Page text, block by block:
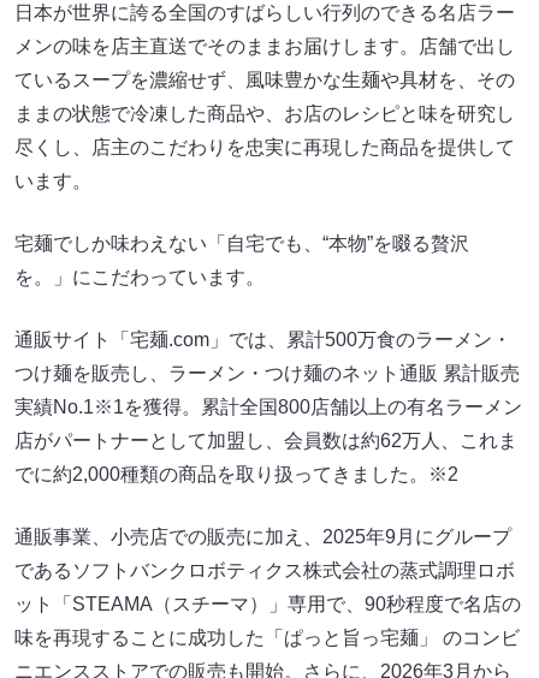
日本が世界に誇る全国のすばらしい行列のできる名店ラー
メンの味を店主直送でそのままお届けします。店舗で出し
ているスープを濃縮せず、風味豊かな生麺や具材を、その
ままの状態で冷凍した商品や、お店のレシピと味を研究し
尽くし、店主のこだわりを忠実に再現した商品を提供して
います。
宅麺でしか味わえない「自宅でも、“本物”を啜る贅沢
を。」にこだわっています。
通販サイト「宅麺.com」では、累計500万食のラーメン・
つけ麺を販売し、ラーメン・つけ麺のネット通販 累計販売
実績No.1※1を獲得。累計全国800店舗以上の有名ラーメン
店がパートナーとして加盟し、会員数は約62万人、これま
でに約2,000種類の商品を取り扱ってきました。※2
通販事業、小売店での販売に加え、2025年9月にグループ
であるソフトバンクロボティクス株式会社の蒸式調理ロボ
ット「STEAMA（スチーマ）」専用で、90秒程度で名店の
味を再現することに成功した「ぱっと旨っ宅麺」 のコンビ
ニエンスストアでの販売も開始。さらに、2026年3月から